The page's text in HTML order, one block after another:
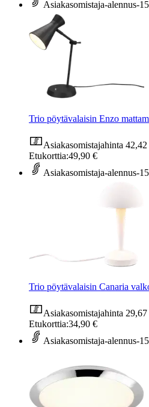
Asiakasomistaja-alennus-
Trio pöytävalaisin Enzo
Asiakasomistajahinta 42,42
Etukorttia:49,90 €
Asiakasomistaja-alennus-
Trio pöytävalaisin Canaria
Asiakasomistajahinta 29,67
Etukorttia:34,90 €
Asiakasomistaja-alennus-